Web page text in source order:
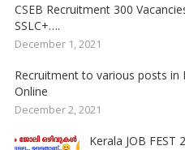
CSEB Recruitment 300
SSLC+….
December 1, 2021
Recruitment to various posts in
Online
December 2, 2021
Kerala JOB FEST